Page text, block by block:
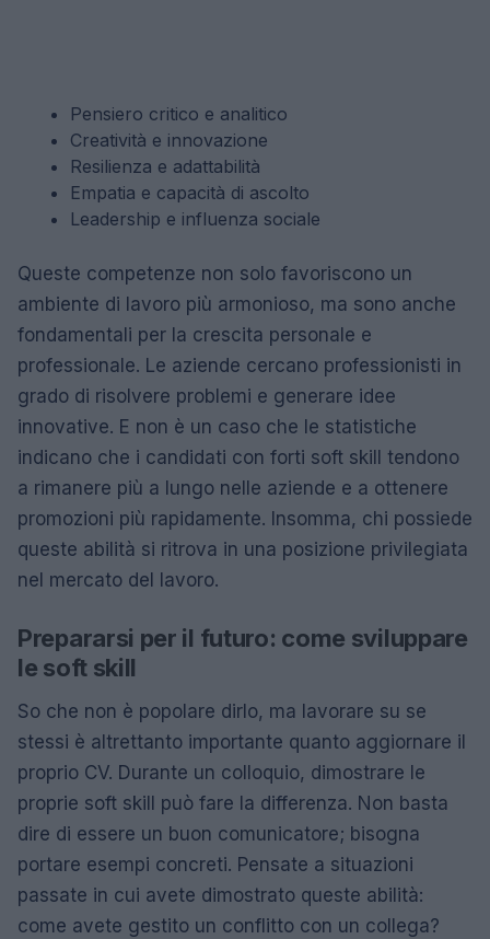
Pensiero critico e analitico
Creatività e innovazione
Resilienza e adattabilità
Empatia e capacità di ascolto
Leadership e influenza sociale
Queste competenze non solo favoriscono un
ambiente di lavoro più armonioso, ma sono anche
fondamentali per la crescita personale e
professionale. Le aziende cercano professionisti in
grado di risolvere problemi e generare idee
innovative. E non è un caso che le statistiche
indicano che i candidati con forti soft skill tendono
a rimanere più a lungo nelle aziende e a ottenere
promozioni più rapidamente. Insomma, chi possiede
queste abilità si ritrova in una posizione privilegiata
nel mercato del lavoro.
Prepararsi per il futuro: come sviluppare
le soft skill
So che non è popolare dirlo, ma lavorare su se
stessi è altrettanto importante quanto aggiornare il
proprio CV. Durante un colloquio, dimostrare le
proprie soft skill può fare la differenza. Non basta
dire di essere un buon comunicatore; bisogna
portare esempi concreti. Pensate a situazioni
passate in cui avete dimostrato queste abilità:
come avete gestito un conflitto con un collega?